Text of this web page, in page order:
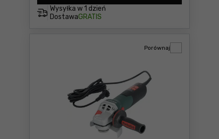
Wysyłka w 1 dzień
DostawaGRATIS
Porównaj